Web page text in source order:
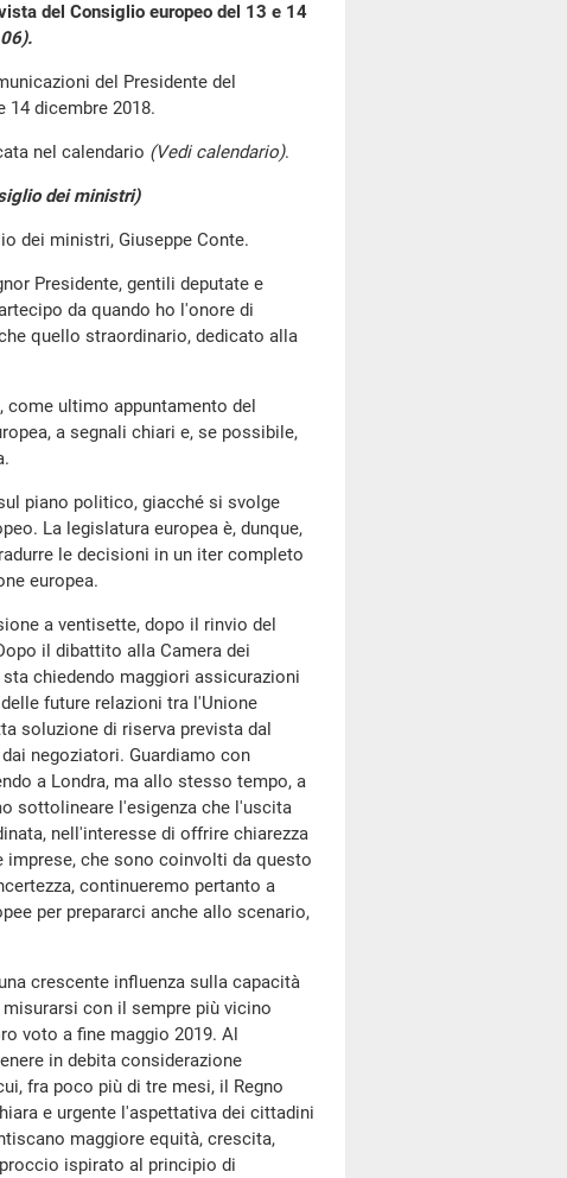
del Consiglio europeo del 13 e 14
.
del Presidente del
dicembre 2018.
nel calendario (Vedi calendario).
dei ministri)
dei ministri, Giuseppe Conte.
Presidente, gentili deputate e
da quando ho l'onore di
quello straordinario, dedicato alla
come ultimo appuntamento del
a segnali chiari e, se possibile,
piano politico, giacché si svolge
La legislatura europea è, dunque,
le decisioni in un iter completo
europea.
a ventisette, dopo il rinvio del
il dibattito alla Camera dei
chiedendo maggiori assicurazioni
future relazioni tra l'Unione
soluzione di riserva prevista dal
negoziatori. Guardiamo con
a Londra, ma allo stesso tempo, a
sottolineare l'esigenza che l'uscita
nell'interesse di offrire chiarezza
che sono coinvolti da questo
continueremo pertanto a
per prepararci anche allo scenario,
crescente influenza sulla capacità
con il sempre più vicino
voto a fine maggio 2019. Al
in debita considerazione
fra poco più di tre mesi, il Regno
e urgente l'aspettativa dei cittadini
maggiore equità, crescita,
ispirato al principio di